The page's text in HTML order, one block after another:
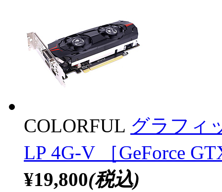
COLORFUL グラフィ
LP 4G-V ［GeForce
¥19,800(税込)